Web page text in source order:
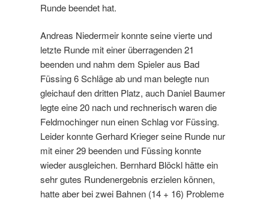
Runde beendet hat.
Andreas Niedermeir konnte seine vierte und
letzte Runde mit einer überragenden 21
beenden und nahm dem Spieler aus Bad
Füssing 6 Schläge ab und man belegte nun
gleichauf den dritten Platz, auch Daniel Baumer
legte eine 20 nach und rechnerisch waren die
Feldmochinger nun einen Schlag vor Füssing.
Leider konnte Gerhard Krieger seine Runde nur
mit einer 29 beenden und Füssing konnte
wieder ausgleichen. Bernhard Blöckl hätte ein
sehr gutes Rundenergebnis erzielen können,
hatte aber bei zwei Bahnen (14 + 16) Probleme